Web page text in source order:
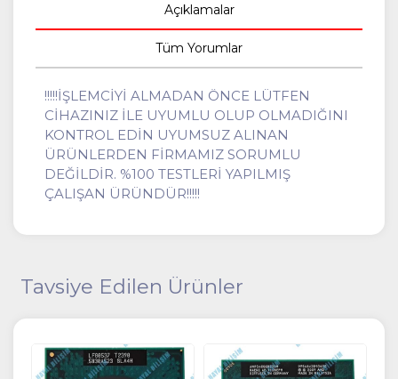
Açıklamalar
Tüm Yorumlar
!!!!!İŞLEMCİYİ ALMADAN ÖNCE LÜTFEN
CİHAZINIZ İLE UYUMLU OLUP OLMADIĞINI
KONTROL EDİN UYUMSUZ ALINAN
ÜRÜNLERDEN FİRMAMIZ SORUMLU
DEĞİLDİR. %100 TESTLERİ YAPILMIŞ
ÇALIŞAN ÜRÜNDÜR!!!!!
Tavsiye Edilen Ürünler